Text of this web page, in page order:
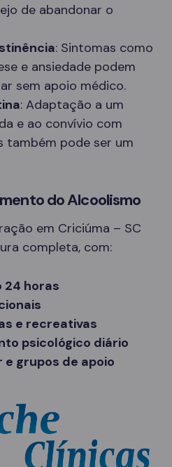
de abandonar o
: Sintomas como
e ansiedade podem
sem apoio médico.
: Adaptação a um
e ao convívio com
também pode ser um
do Alcoolismo
em Criciúma – SC
completa, com:
24 horas
e recreativas
psicológico diário
grupos de apoio